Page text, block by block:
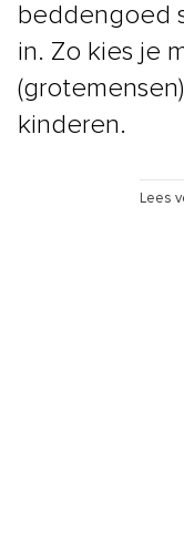
beddengoed
in. Zo kies je
kinderen.
Lees